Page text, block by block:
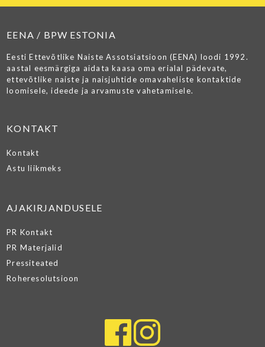
EENA / BPW ESTONIA
Eesti Ettevõtlike Naiste Assotsiatsioon (EENA) loodi 1992.
aastal eesmärgiga aidata kaasa oma erialal pädevate,
ettevõtlike naiste ja naisjuhtide omavaheliste kontaktide
loomisele, ideede ja arvamuste vahetamisele.
KONTAKT
Kontakt
Astu liikmeks
AJAKIRJANDUSELE
PR Kontakt
PR Materjalid
Pressiteated
Roheresolutsioon